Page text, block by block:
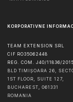
KORPORATIVNE
TEAM EXTENSION SRL
CIF RO35062448
REG. COM. J40/11836/2015
BLD TIMIȘOARA 26,
1ST FLOOR, SUITE 127,
BUCHAREST
061331
ROMANIA